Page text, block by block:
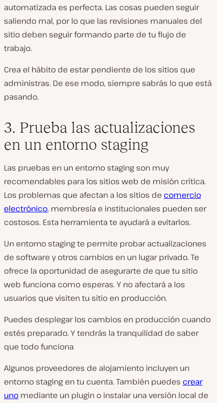
automatizada es perfecta. Las cosas pueden seguir
saliendo mal, por lo que las revisiones manuales del
sitio deben seguir formando parte de tu flujo de
trabajo.
Crea el hábito de estar pendiente de los sitios que
administras. De ese modo, siempre sabrás lo que está
pasando.
3. Prueba las actualizaciones
en un entorno staging
Las pruebas en un entorno staging son muy
recomendables para los sitios web de misión crítica.
Los problemas que afectan a los sitios de comercio
electrónico, membresía e institucionales pueden ser
costosos. Esta herramienta te ayudará a evitarlos.
Un entorno staging te permite probar actualizaciones
de software y otros cambios en un lugar privado. Te
ofrece la oportunidad de asegurarte de que tu sitio
web funciona como esperas. Y no afectará a los
usuarios que visiten tu sitio en producción.
Puedes desplegar los cambios en producción cuando
estés preparado. Y tendrás la tranquilidad de saber
que todo funciona
Algunos proveedores de alojamiento incluyen un
entorno staging en tu cuenta. También puedes crear
uno mediante un plugin o instalar una versión local de